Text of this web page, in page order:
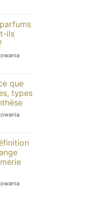
?
ce
et
ils
Pourquoi
Dubaï
sont-
ils
moins
que
types
Oud
ce
que
Origines,
etMukhallat